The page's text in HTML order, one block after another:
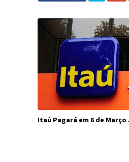
Itaú Pagará em 6 de Março